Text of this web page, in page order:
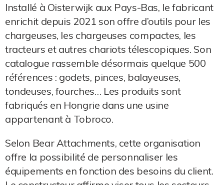
Installé à Oisterwijk aux Pays-Bas, le fabricant
enrichit depuis 2021 son offre d’outils pour les
chargeuses, les chargeuses compactes, les
tracteurs et autres chariots télescopiques. Son
catalogue rassemble désormais quelque 500
références : godets, pinces, balayeuses,
tondeuses, fourches… Les produits sont
fabriqués en Hongrie dans une usine
appartenant à Tobroco.
Selon Bear Attachments, cette organisation
offre la possibilité de personnaliser les
équipements en fonction des besoins du client.